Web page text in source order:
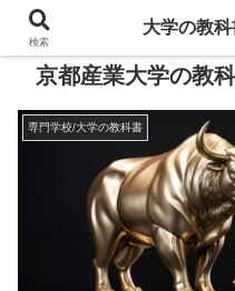
京都産業大学の教
専門学校/大学の教科書
検索
大学の教